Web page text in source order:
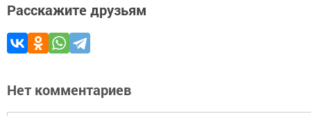
Расскажите друзьям
Нет комментариев